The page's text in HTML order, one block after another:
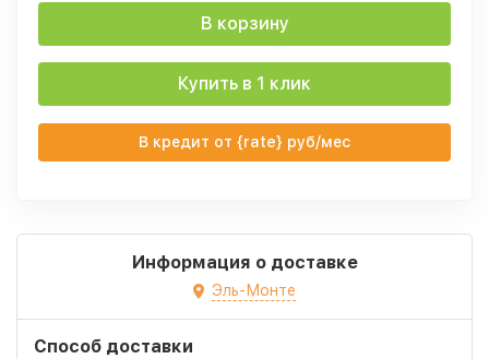
В корзину
Купить в 1 клик
В кредит от {rate} руб/мес
Информация о доставке
Эль-Монте
Способ доставки